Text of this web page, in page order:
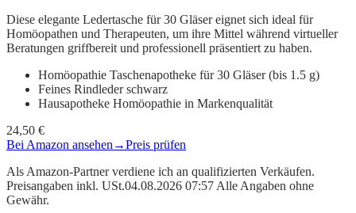
Diese elegante Ledertasche für 30 Gläser eignet sich ideal für
Homöopathen und Therapeuten, um ihre Mittel während virtueller
Beratungen griffbereit und professionell präsentiert zu haben.
Homöopathie Taschenapotheke für 30 Gläser (bis 1.5 g)
Feines Rindleder schwarz
Hausapotheke Homöopathie in Markenqualität
24,50 €
Bei Amazon ansehen →Preis prüfen
Als Amazon-Partner verdiene ich an qualifizierten Verkäufen.
Preisangaben inkl. USt.04.08.2026 07:57 Alle Angaben ohne
Gewähr.